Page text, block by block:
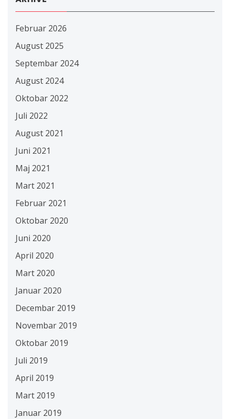
Februar 2026
August 2025
Septembar 2024
August 2024
Oktobar 2022
Juli 2022
August 2021
Juni 2021
Maj 2021
Mart 2021
Februar 2021
Oktobar 2020
Juni 2020
April 2020
Mart 2020
Januar 2020
Decembar 2019
Novembar 2019
Oktobar 2019
Juli 2019
April 2019
Mart 2019
Januar 2019